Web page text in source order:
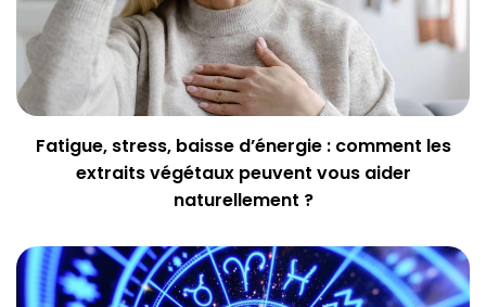
Fatigue, stress, baisse d’énergie : comment les
extraits végétaux peuvent vous aider
naturellement ?